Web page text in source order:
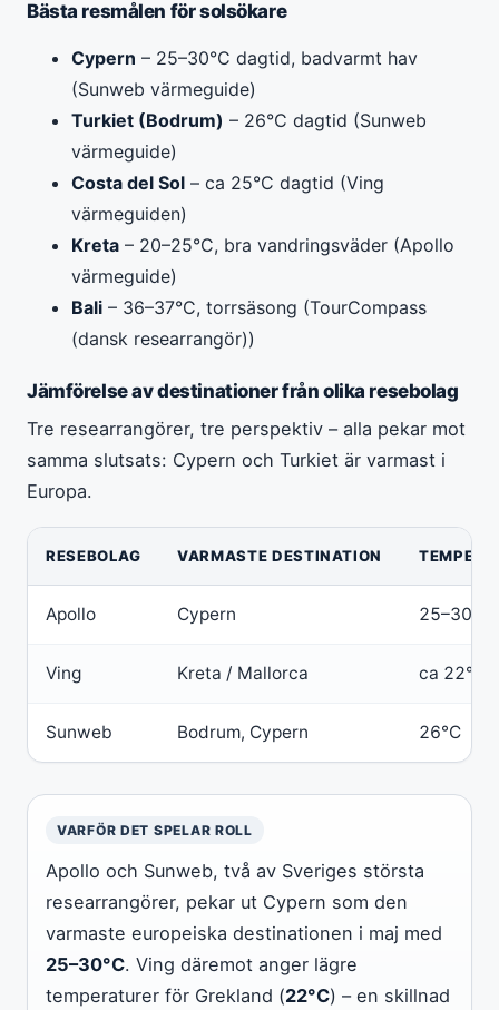
Bästa resmålen för solsökare
Cypern – 25–30°C dagtid, badvarmt hav
(Sunweb värmeguide)
Turkiet (Bodrum) – 26°C dagtid (Sunweb
värmeguide)
Costa del Sol – ca 25°C dagtid (Ving
värmeguiden)
Kreta – 20–25°C, bra vandringsväder (Apollo
värmeguide)
Bali – 36–37°C, torrsäsong (TourCompass
(dansk researrangör))
Jämförelse av destinationer från olika resebolag
Tre researrangörer, tre perspektiv – alla pekar mot
samma slutsats: Cypern och Turkiet är varmast i
Europa.
RESEBOLAG VARMASTE DESTINATION
Apollo Cypern 25–30°C
Ving Kreta / Mallorca ca 22°C
Sunweb Bodrum, Cypern 26°C
VARFÖR DET SPELAR ROLL
Apollo och Sunweb, två av Sveriges största
researrangörer, pekar ut Cypern som den
varmaste europeiska destinationen i maj med
25–30°C. Ving däremot anger lägre
temperaturer för Grekland (22°C) – en skillnad